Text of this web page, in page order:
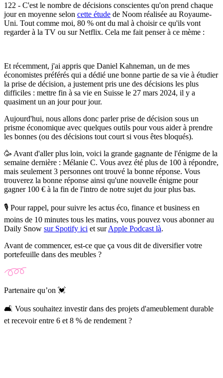
122 - C'est le nombre de décisions conscientes qu'on prend chaque
jour en moyenne selon cette étude de Noom réalisée au Royaume-
Uni. Tout comme moi, 80 % ont du mal à choisir ce qu'ils vont
regarder à la TV ou sur Netflix. Cela me fait penser à ce mème :
Et récemment, j'ai appris que Daniel Kahneman, un de mes
économistes préférés qui a dédié une bonne partie de sa vie à étudier
la prise de décision, a justement pris une des décisions les plus
difficiles : mettre fin à sa vie en Suisse le 27 mars 2024, il y a
quasiment un an jour pour jour.
Aujourd'hui, nous allons donc parler prise de décision sous un
prisme économique avec quelques outils pour vous aider à prendre
les bonnes (ou des décisions tout court si vous êtes bloqués).
🥳 Avant d'aller plus loin, voici la grande gagnante de l'énigme de la
semaine dernière : Mélanie C. Vous avez été plus de 100 à répondre,
mais seulement 3 personnes ont trouvé la bonne réponse. Vous
trouverez la bonne réponse ainsi qu'une nouvelle énigme pour
gagner 100 € à la fin de l'intro de notre sujet du jour plus bas.
🎙️ Pour rappel, pour suivre les actus éco, finance et business en
moins de 10 minutes tous les matins, vous pouvez vous abonner au
Daily Snow sur Spotify ici et surApple Podcast là.
Avant de commencer, est-ce que ça vous dit de diversifier votre
portefeuille dans des meubles ?
Partenaire qu’on 💓
🛋️ Vous souhaitez investir dans des projets d'ameublement durable
et recevoir entre 6 et 8 % de rendement ?